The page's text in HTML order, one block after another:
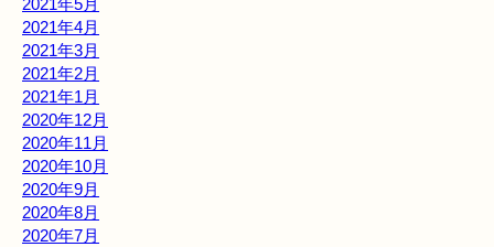
2021年5月
2021年4月
2021年3月
2021年2月
2021年1月
2020年12月
2020年11月
2020年10月
2020年9月
2020年8月
2020年7月